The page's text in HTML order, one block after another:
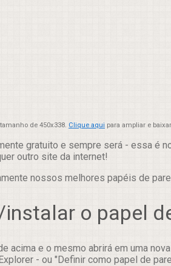
de 450x338. Clique aqui para ampliar e
gratuito e sempre será - essa é
outro site da internet!
nossos melhores papéis de
o papel
acima e o mesmo abrirá em uma
- ou "Definir como papel de